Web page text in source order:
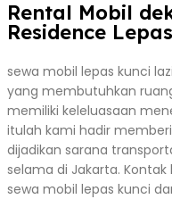
Rental Mobil
Residence
sewa mobil lepas kunci
yang membutuhkan
memiliki keleluasaan
itulah kami hadir
dijadikan sarana
selama di Jakarta.
sewa mobil lepas kunci